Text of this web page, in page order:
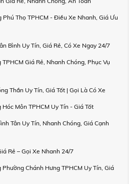
Phú Thọ TPHCM - Điều Xe Nhanh, Giá Ưu
Bình Uy Tín, Giá Rẻ, Có Xe Ngay 24/7
Giá Rẻ, Nhanh Chóng, Phục Vụ
Thần Uy Tín, Giá Tốt | Gọi Là Có Xe
Môn TPHCM Uy Tín - Giá Tốt
Tân Uy Tín, Nhanh Chóng, Giá Cạnh
Rẻ – Gọi Xe Nhanh 24/7
Phường Chánh Hưng TPHCM Uy Tín, Giá